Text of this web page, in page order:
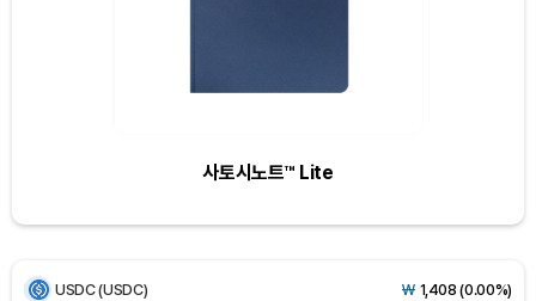
사토시노트™ Lite
USDC (USDC) ₩1,408(0.00%)
XRP (XRP) ₩1,461(-0.26%)